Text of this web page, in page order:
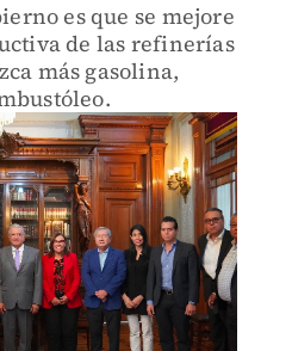
es que se mejore
de las refinerías
más gasolina,